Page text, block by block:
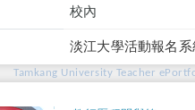
校內
淡江大學活動報名
Tamkang University Teacher